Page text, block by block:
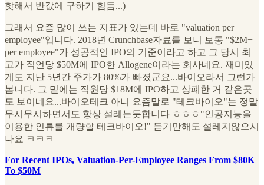
핫해서 반값에 구하기 힘듬...)
그래서 요즘 많이 쓰는 지표가 있는데 바로 "valuation per
employee"입니다. 2018년 Crunchbase자료를 보니 보통 "$2M+
per employee"가 성공적인 IPO의 기준이라고 하고 그 당시 최
고가 직언당 $50M에 IPO한 Allogene이라는 회사네요. 재미있
게도 지난 5년간 주가가 80%가 빠졌군요...바이오라서 그런가
봅니다. 그 밑에는 직원당 $18M에 IPO하고 상폐한 거 같은곳
도 보이네요...바이오테크 아니 요즘말로 "테크바이오"는 정말
무시무시하면서도 항상 설레는듯합니다 ㅎㅎㅎ"인공지능을
이용한 인류를 개량할 테크바이오!" 듣기만해도 설레지않으시
나요 ㅋㅋㅋ
For Recent IPOs, Valuation-Per-Employee Ranges From $80K
To $50M